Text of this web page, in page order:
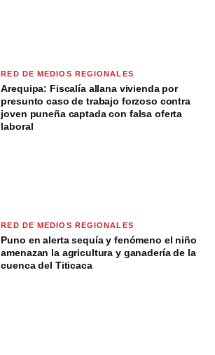
RED DE MEDIOS REGIONALES
Arequipa: Fiscalía allana vivienda por
presunto caso de trabajo forzoso contra
joven puneña captada con falsa oferta
laboral
RED DE MEDIOS REGIONALES
Puno en alerta sequía y fenómeno el niño
amenazan la agricultura y ganadería de la
cuenca del Titicaca